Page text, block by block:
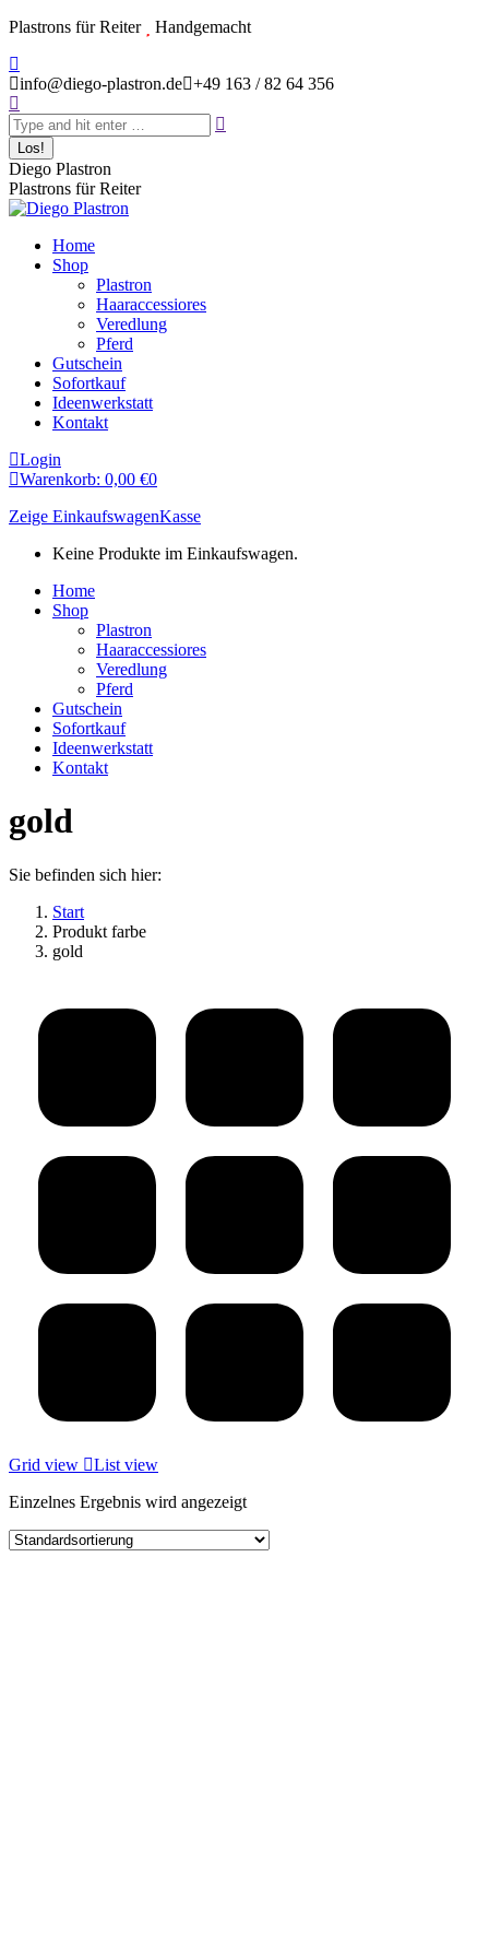
Zum
springen
Plastrons für Reiter
Handgemacht
page
in
new
window
info@diego-plastron.de +49 163 / 82 64 356
Search:
Diego Plastron
Plastrons für Reiter
Home
Shop
Plastron
Haaraccessiores
Veredlung
Pferd
Gutschein
Sofortkauf
Ideenwerkstatt
Kontakt
Login
Warenkorb: 0,00 €0
Zeige EinkaufswagenKasse
Keine Produkte im Einkaufswagen.
Home
Shop
Plastron
Haaraccessiores
Veredlung
Pferd
Gutschein
Sofortkauf
Ideenwerkstatt
Kontakt
gold
Sie befinden sich hier:
Start
Produkt farbe
gold
Grid view
List view
Einzelnes Ergebnis wird angezeigt